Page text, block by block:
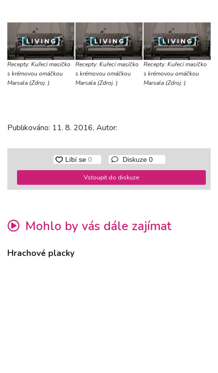
Recepty: Kuřecí masíčko
s krémovou omáčkou
Marsala (Zdroj: )
Recepty: Kuřecí masíčko
s krémovou omáčkou
Marsala (Zdroj: )
Recepty: Kuřecí masíčko
s krémovou omáčkou
Marsala (Zdroj: )
Publikováno: 11. 8. 2016, Autor:
Diskuze 0
Vstoupit do diskuze
Mohlo by vás dále zajímat
Hrachové placky